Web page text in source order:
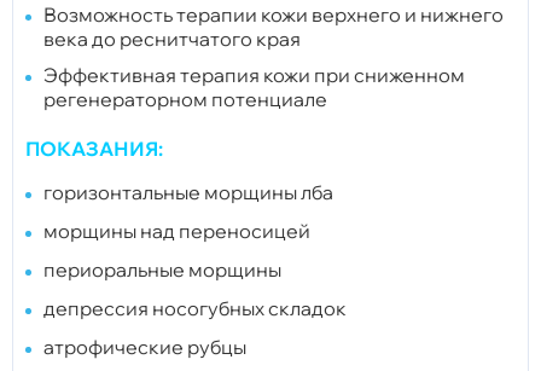
Возможность терапии кожи верхнего и нижнего
века до реснитчатого края
Эффективная терапия кожи при сниженном
регенераторном потенциале
ПОКАЗАНИЯ:
горизонтальные морщины лба
морщины над переносицей
периоральные морщины
депрессия носогубных складок
атрофические рубцы